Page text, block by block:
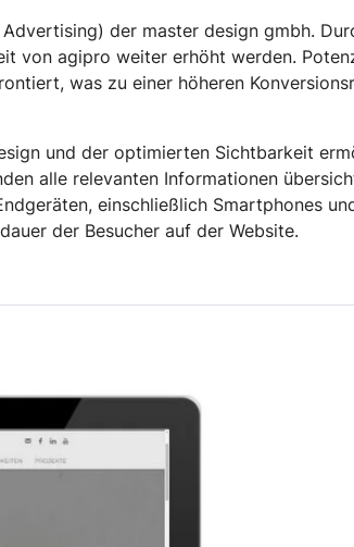
der master design gmbh.
von agipro weiter erhöht werden.
was zu einer höheren
und der optimierten Sichtbarkeit
alle relevanten Informationen
einschließlich Smartphones
der Besucher auf der Website.